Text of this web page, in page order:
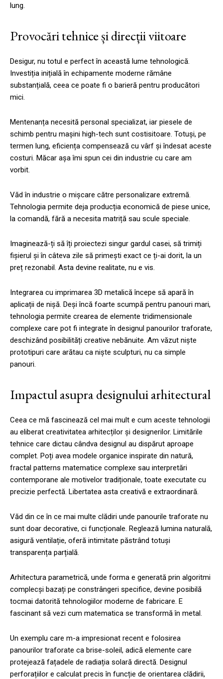
lung.
Provocări tehnice și direcții viitoare
Desigur, nu totul e perfect în această lume tehnologică.
Investiția inițială în echipamente moderne rămâne
substanțială, ceea ce poate fi o barieră pentru producători
mici.
Mentenanța necesită personal specializat, iar piesele de
schimb pentru mașini high-tech sunt costisitoare. Totuși, pe
termen lung, eficiența compensează cu vârf și îndesat aceste
costuri. Măcar așa îmi spun cei din industrie cu care am
vorbit.
Văd în industrie o mișcare către personalizare extremă.
Tehnologia permite deja producția economică de piese unice,
la comandă, fără a necesita matriță sau scule speciale.
Imaginează-ți să îți proiectezi singur gardul casei, să trimiți
fișierul și în câteva zile să primești exact ce ți-ai dorit, la un
preț rezonabil. Asta devine realitate, nu e vis.
Integrarea cu imprimarea 3D metalică începe să apară în
aplicații de nișă. Deși încă foarte scumpă pentru panouri mari,
tehnologia permite crearea de elemente tridimensionale
complexe care pot fi integrate în designul panourilor traforate,
deschizând posibilități creative nebănuite. Am văzut niște
prototipuri care arătau ca niște sculpturi, nu ca simple
panouri.
Impactul asupra designului arhitectural
Ceea ce mă fascinează cel mai mult e cum aceste tehnologii
au eliberat creativitatea arhitecților și designerilor. Limitările
tehnice care dictau cândva designul au dispărut aproape
complet. Poți avea modele organice inspirate din natură,
fractal patterns matematice complexe sau interpretări
contemporane ale motivelor tradiționale, toate executate cu
precizie perfectă. Libertatea asta creativă e extraordinară.
Văd din ce în ce mai multe clădiri unde panourile traforate nu
sunt doar decorative, ci funcționale. Reglează lumina naturală,
asigură ventilație, oferă intimitate păstrând totuși
transparența parțială.
Arhitectura parametrică, unde forma e generată prin algoritmi
complecși bazați pe constrângeri specifice, devine posibilă
tocmai datorită tehnologiilor moderne de fabricare. E
fascinant să vezi cum matematica se transformă în metal.
Un exemplu care m-a impresionat recent e folosirea
panourilor traforate ca brise-soleil, adică elemente care
protejează fațadele de radiația solară directă. Designul
perforațiilor e calculat precis în funcție de orientarea clădirii,